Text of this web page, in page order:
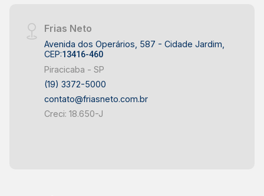
Frias Neto
Avenida dos Operários, 587 - Cidade Jardim,
CEP:13416-460
Piracicaba - SP
(19) 3372-5000
contato@friasneto.com.br
Creci: 18.650-J